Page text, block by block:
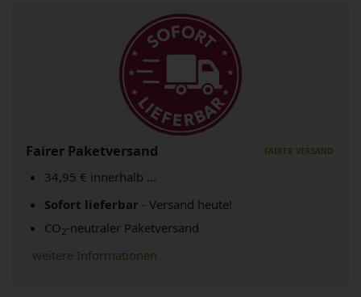
Fairer Paketversand
34,95 € innerhalb ...
Sofort lieferbar - Versand heute!
CO2-neutraler Paketversand
weitere Informationen